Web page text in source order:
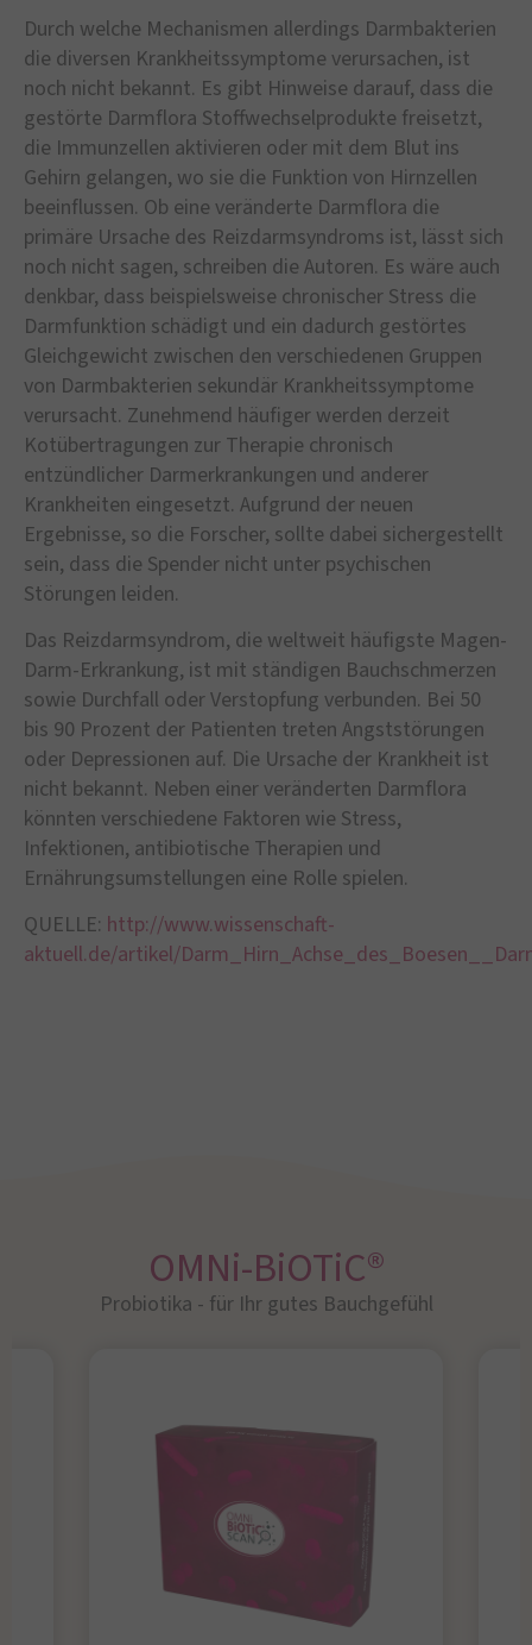
Durch welche Mechanismen allerdings Darmbakterien
die diversen Krankheitssymptome verursachen, ist
noch nicht bekannt. Es gibt Hinweise darauf, dass die
gestörte Darmflora Stoffwechselprodukte freisetzt,
die Immunzellen aktivieren oder mit dem Blut ins
Gehirn gelangen, wo sie die Funktion von Hirnzellen
beeinflussen. Ob eine veränderte Darmflora die
primäre Ursache des Reizdarmsyndroms ist, lässt sich
noch nicht sagen, schreiben die Autoren. Es wäre auch
denkbar, dass beispielsweise chronischer Stress die
Darmfunktion schädigt und ein dadurch gestörtes
Gleichgewicht zwischen den verschiedenen Gruppen
von Darmbakterien sekundär Krankheitssymptome
verursacht. Zunehmend häufiger werden derzeit
Kotübertragungen zur Therapie chronisch
entzündlicher Darmerkrankungen und anderer
Krankheiten eingesetzt. Aufgrund der neuen
Ergebnisse, so die Forscher, sollte dabei sichergestellt
sein, dass die Spender nicht unter psychischen
Störungen leiden.
Das Reizdarmsyndrom, die weltweit häufigste Magen-
Darm-Erkrankung, ist mit ständigen Bauchschmerzen
sowie Durchfall oder Verstopfung verbunden. Bei 50
bis 90 Prozent der Patienten treten Angststörungen
oder Depressionen auf. Die Ursache der Krankheit ist
nicht bekannt. Neben einer veränderten Darmflora
könnten verschiedene Faktoren wie Stress,
Infektionen, antibiotische Therapien und
Ernährungsumstellungen eine Rolle spielen.
QUELLE: http://www.wissenschaft-
aktuell.de/artikel/
OMNi-BiOTiC®
Probiotika - für Ihr gutes Bauchgefühl​